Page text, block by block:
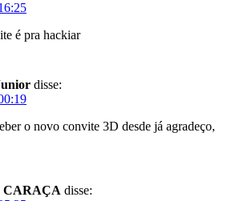
é pra hackiar
disse:
o novo convite 3D desde já agradeço,
CARAÇA disse: